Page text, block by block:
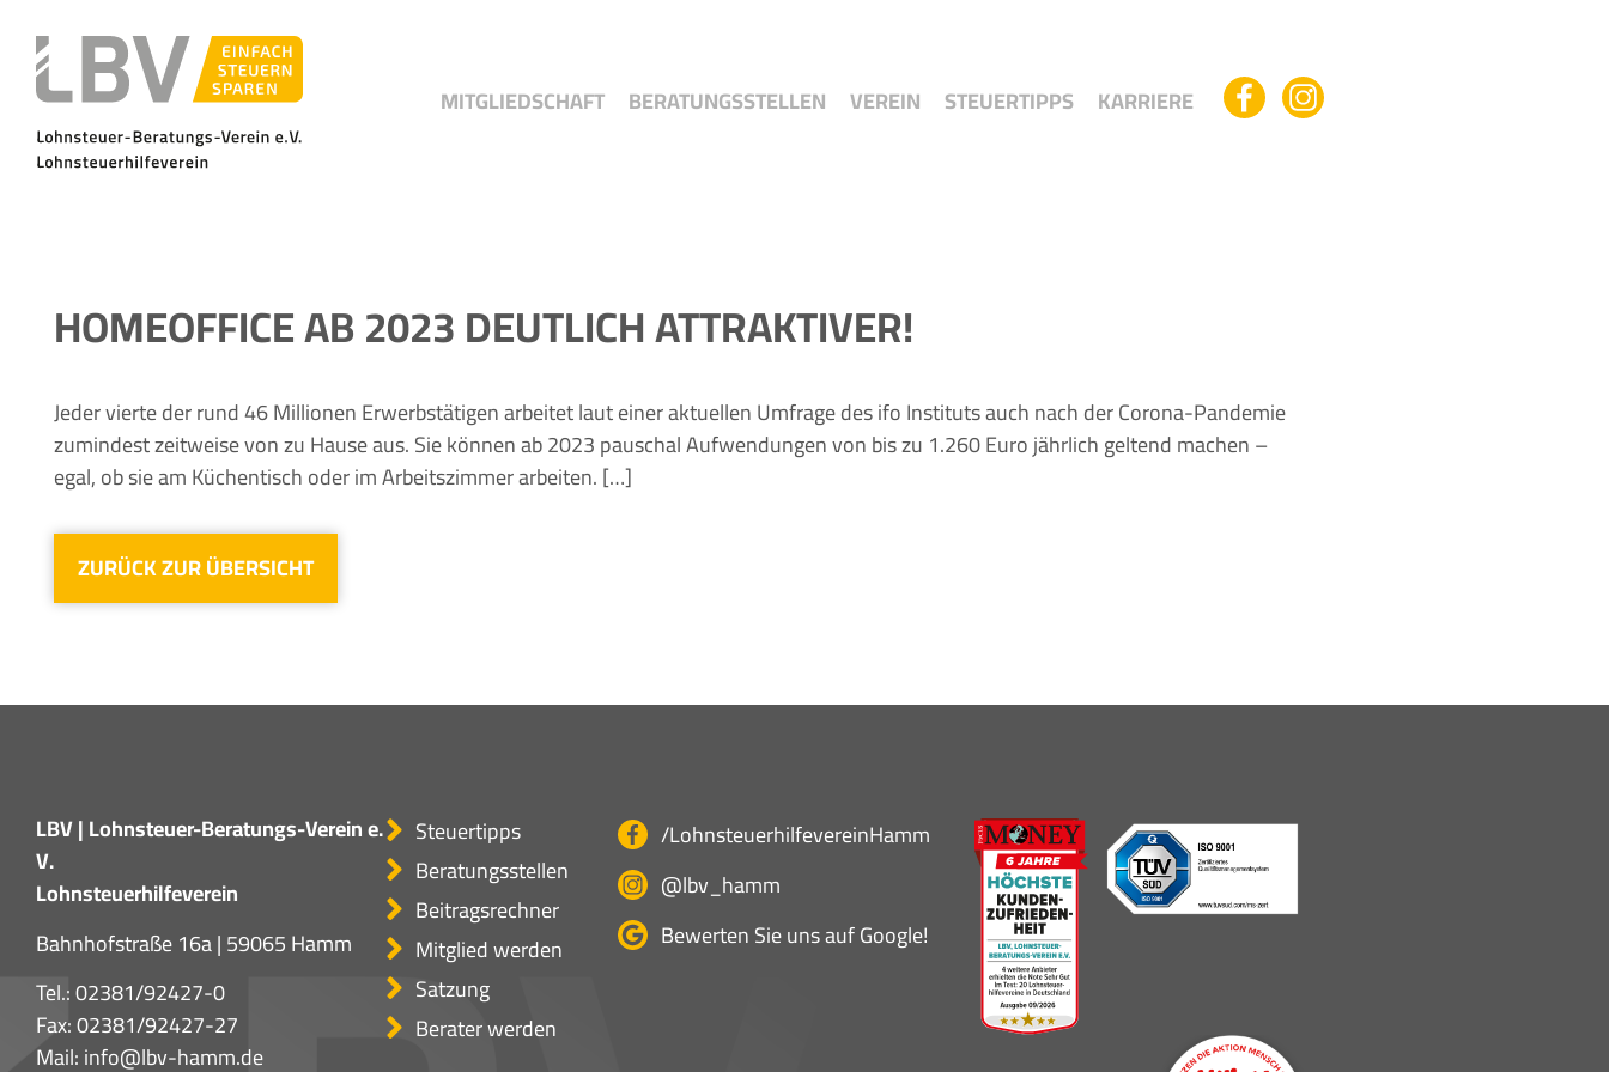
MITGLIEDSCHAFT BERATUNGSSTELLEN VEREIN STEUERTIPPS KARRIERE
HOMEOFFICE AB 2023 DEUTLICH ATTRAKTIVER!
Jeder vierte der rund 46 Millionen Erwerbstätigen arbeitet laut einer aktuellen Umfrage des ifo Instituts auch nach der Corona-Pandemie
zumindest zeitweise von zu Hause aus. Sie können ab 2023 pauschal Aufwendungen von bis zu 1.260 Euro jährlich geltend machen –
egal, ob sie am Küchentisch oder im Arbeitszimmer arbeiten. […]
ZURÜCK ZUR ÜBERSICHT
LBV | Lohnsteuer-Beratungs-Verein e.
V.
Lohnsteuerhilfeverein
Bahnhofstraße 16a | 59065 Hamm
Tel.:02381/92427-0
Fax: 02381/92427-27
Mail:info@lbv-hamm.de
Steuertipps
Beratungsstellen
Beitragsrechner
Mitglied werden
Satzung
Berater werden
/LohnsteuerhilfevereinHamm
@lbv_hamm
Bewerten Sie uns auf Google!